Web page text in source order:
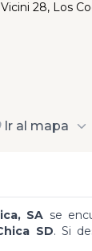
28, Los
Ir al mapa
SA se
SD. Si